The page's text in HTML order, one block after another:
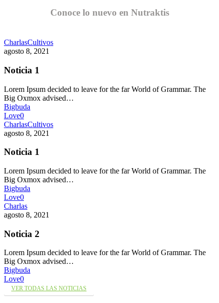
Conoce lo nuevo en Nutraktis
CharlasCultivos
agosto 8, 2021
Noticia 1
Lorem Ipsum decided to leave for the far World of Grammar. The
Big Oxmox advised…
Bigbuda
Love0
CharlasCultivos
agosto 8, 2021
Noticia 1
Lorem Ipsum decided to leave for the far World of Grammar. The
Big Oxmox advised…
Bigbuda
Love0
Charlas
agosto 8, 2021
Noticia 2
Lorem Ipsum decided to leave for the far World of Grammar. The
Big Oxmox advised…
Bigbuda
Love0
VER TODAS LAS NOTICIAS